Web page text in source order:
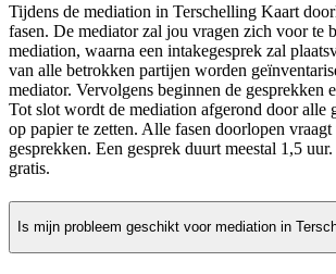
Tijdens de mediation in Terschelling Kaart
fasen. De mediator zal jou vragen zich voor te
mediation, waarna een intakegesprek zal
van alle betrokken partijen worden
mediator. Vervolgens beginnen de gesprekken
Tot slot wordt de mediation afgerond door alle
op papier te zetten. Alle fasen doorlopen
gesprekken. Een gesprek duurt meestal 1,5
gratis.
Is mijn probleem geschikt voor mediation in